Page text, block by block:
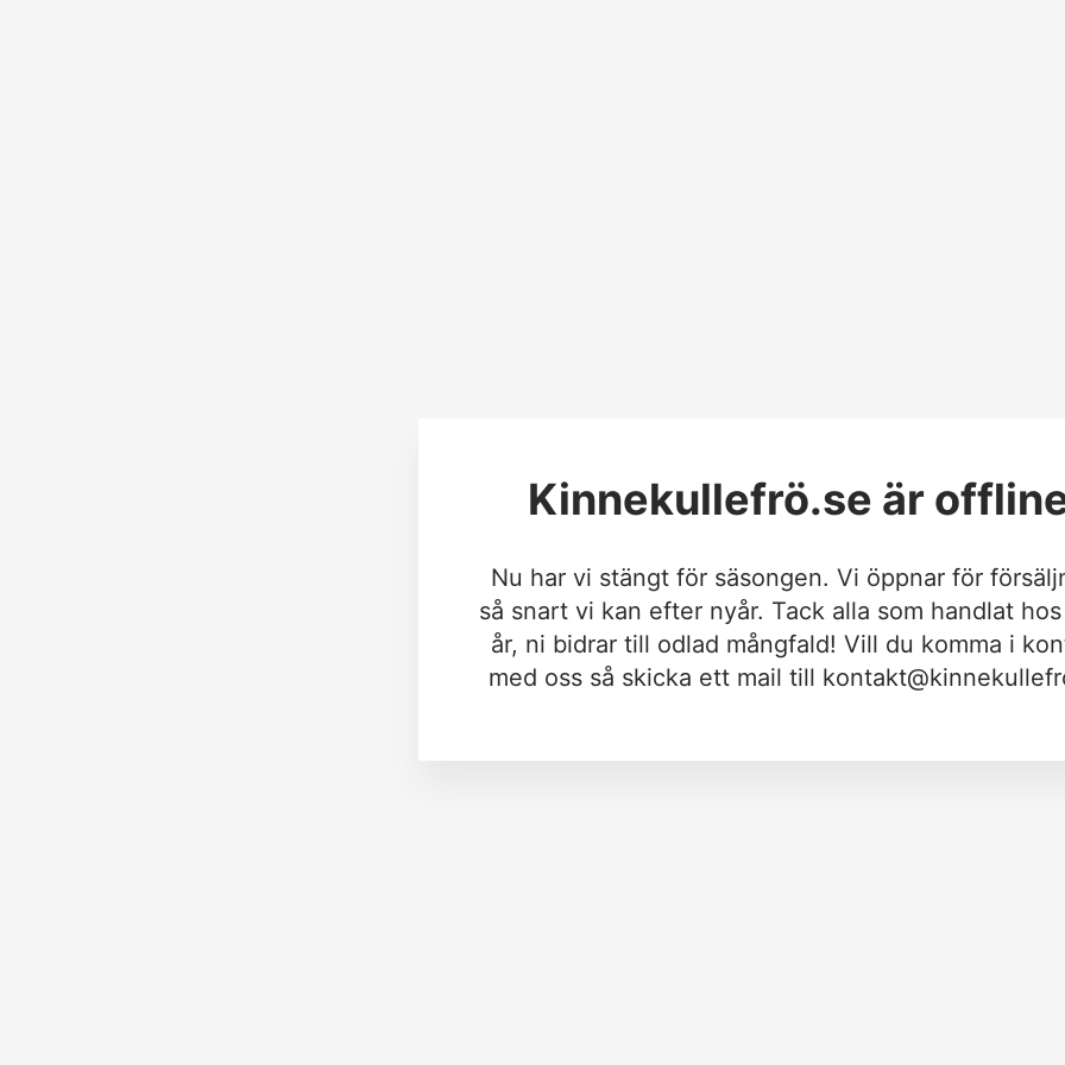
Kinnekullefrö.se är
Nu har vi stängt för säsongen. Vi öppnar för
så snart vi kan efter nyår. Tack alla som handlat
år, ni bidrar till odlad mångfald! Vill du komma i
med oss så skicka ett mail till